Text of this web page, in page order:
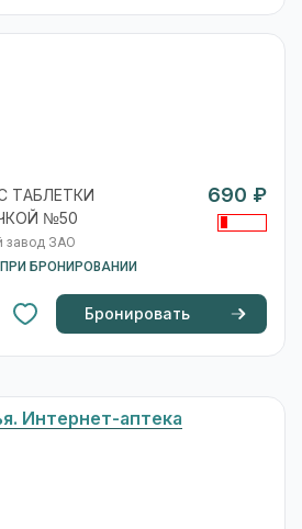
ТАБЛЕТКИ
№50
завод ЗАО
БРОНИРОВАНИИ
690 ₽
Бронировать
Интернет-аптека